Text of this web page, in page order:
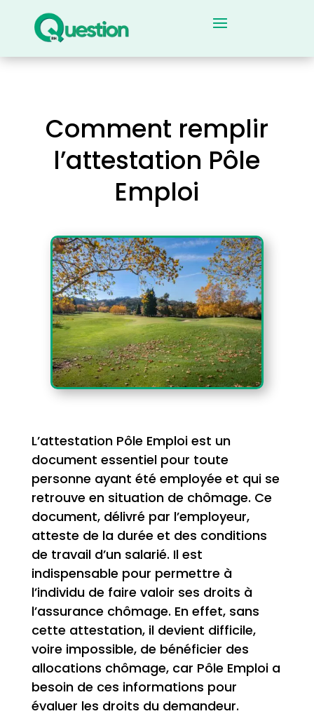
Comment remplir
l’attestation Pôle
Emploi
L’attestation Pôle Emploi est un
document essentiel pour toute
personne ayant été employée et qui se
retrouve en situation de chômage. Ce
document, délivré par l’employeur,
atteste de la durée et des conditions
de travail d’un salarié. Il est
indispensable pour permettre à
l’individu de faire valoir ses droits à
l’assurance chômage. En effet, sans
cette attestation, il devient difficile,
voire impossible, de bénéficier des
allocations chômage, car Pôle Emploi a
besoin de ces informations pour
évaluer les droits du demandeur.